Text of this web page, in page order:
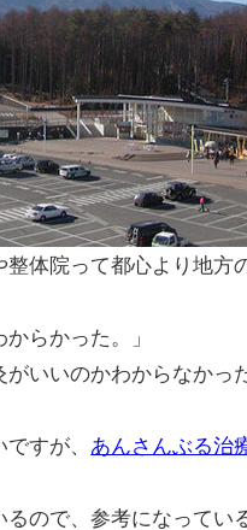
体院って都心より地方
らかった。」
いいのかわからなかっ
すが、 あんさんぶる治
るので、参考になってい